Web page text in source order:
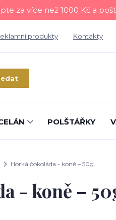
za více než 1000 Kč a
produkty Kontakty
POLŠTÁŘKY
Horká čokoláda - koně – 50g
- koně –